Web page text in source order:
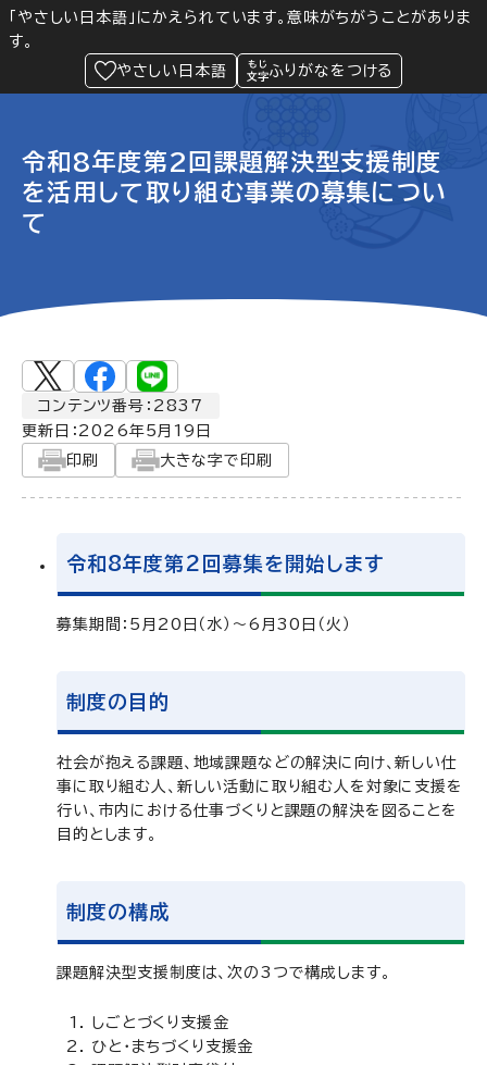
「やさしい日本語」にかえられています。意味がちがうことがありま
す。
やさしい日本語
ふりがなをつける
Language 閲覧支援
緊急情報
令和8年度第2回課題解決型支援制度
を活用して取り組む事業の募集につい
て
コンテンツ番号：2837
更新日： 2026年5月19日
印刷
大きな字で印刷
令和8年度第2回募集を開始します
募集期間：5月20日（水）～6月30日（火）
制度の目的
社会が抱える課題、地域課題などの解決に向け、新しい仕
事に取り組む人、新しい活動に取り組む人を対象に支援を
行い、市内における仕事づくりと課題の解決を図ることを
目的とします。
制度の構成
課題解決型支援制度は、次の3つで構成します。
しごとづくり支援金
ひと・まちづくり支援金